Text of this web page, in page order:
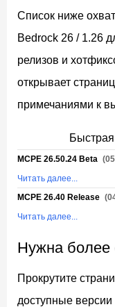
Список ниже
Bedrock 26 / 1.26
релизов и
открывает
примечаниями к
Быстрая
MCPE 26.50.24 Beta
Читать далее...
MCPE 26.40 Release
Читать далее...
Нужна более
Прокрутите
доступные